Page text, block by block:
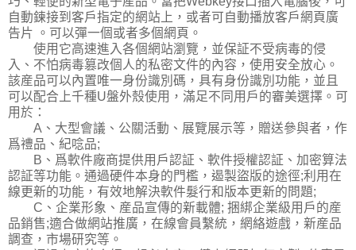
自動鍊接到客戶指定的網站上，或者可自動播放客戶網頁廣
告片 。可以彈一個或者多個網頁。
使用它高速進入各個網站瀏覽，並保証不受病毒的侵
入、不怕病毒篡改個人的私密文件的內容，使用安全放心。
該産品可以內置唯一身份識別碼，具有身份識別功能，並且
可以配合上千種U盤外殼使用，滿足不同用戶的審美選擇。可
用於：
A、大型會議、公關活動、展覽展示等，贈送參與者，作
爲禮品、紀唸品;
B、爲軟件廠商提供用戶認証、軟件授權認証、加密算法
認証等功能。通過硬件本身的門檻，遏製盜版的途徑;利用在
線更新的功能，有效地解決軟件髮行和版本更新的問題;
C、企業形象、産品宣傳的新載體; 捆綁企業級用戶的産
品銷售;適合做網站推廣，在線會員繫統，網絡遊戲，新産品
調查，市場研究等。